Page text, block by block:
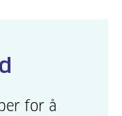
for å